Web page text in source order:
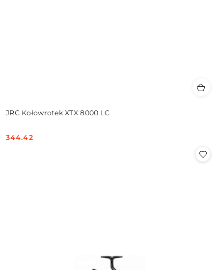
JRC Kołowrotek XTX 8000 LC
Cena:
344.42